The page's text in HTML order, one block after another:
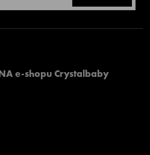
e-shopu Crystalbaby